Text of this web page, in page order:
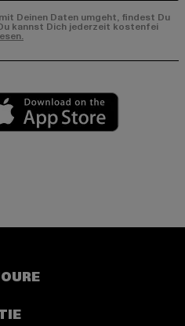
Deinen Daten umgeht, findest Du
kannst Dich jederzeit kostenfei
market